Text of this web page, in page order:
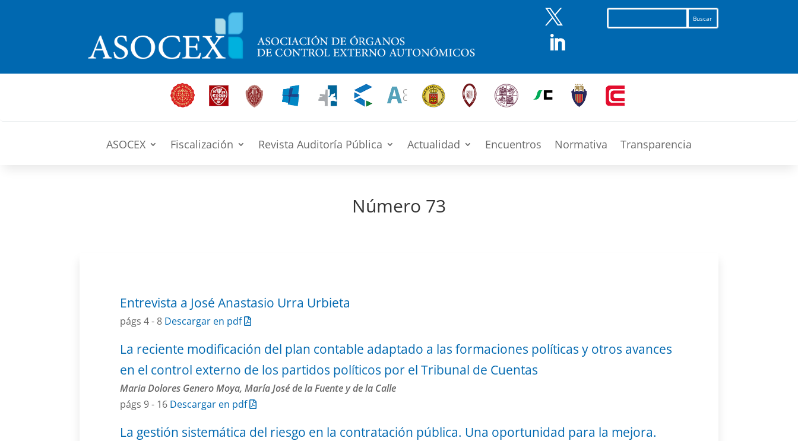


ASOCEX Fiscalización Revista Auditoría Pública Actualidad Encuentros Normativa Transparencia
Número 73
Entrevista a José Anastasio Urra Urbieta
págs 4 - 8 Descargar en pdf
La reciente modificación del plan contable adaptado a las formaciones políticas y otros avances
en el control externo de los partidos políticos por el Tribunal de Cuentas
Maria Dolores Genero Moya, María José de la Fuente y de la Calle
págs 9 - 16 Descargar en pdf
La gestión sistemática del riesgo en la contratación pública. Una oportunidad para la mejora.